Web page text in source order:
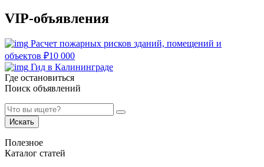
VIP-объявления
Расчет пожарных рисков зданий, помещений и
объектов ₽10 000
Гид в Калининграде
Где остановиться
Поиск объявлений
Искать
Полезное
Каталог статей